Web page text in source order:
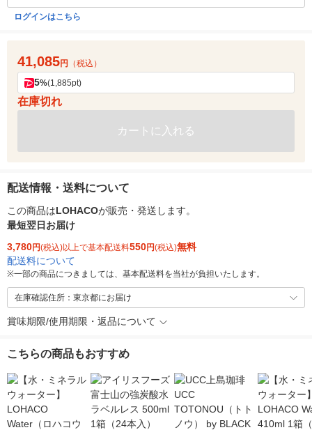
ログインはこちら
41,085円 （税込）
5%(1,885pt)
在庫切れ
カートに入れる
配送情報・送料について
この商品はLOHACOが販売・発送します。
最短翌日お届け
3,780円(税込)以上で基本配送料550円(税込)無料
配送料について
※一部の商品につきましては、基本配送料を当社が負担いたします。
在庫確認住所：東京都にお届け
賞味期限/使用期限・返品について
こちらの商品もおすすめ